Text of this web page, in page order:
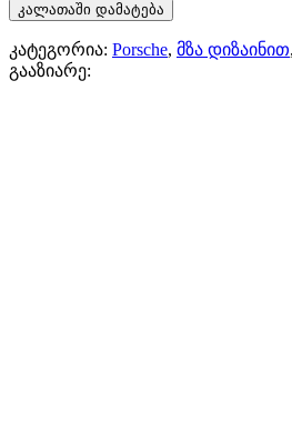
კალათაში დამატება
კატეგორია: Porsche, მზა დიზაინით,
გააზიარე: